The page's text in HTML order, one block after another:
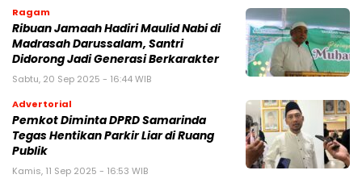
Ragam
Ribuan Jamaah Hadiri Maulid Nabi di
Madrasah Darussalam, Santri
Didorong Jadi Generasi Berkarakter
Sabtu, 20 Sep 2025 - 16:44 WIB
Advertorial
Pemkot Diminta DPRD Samarinda
Tegas Hentikan Parkir Liar di Ruang
Publik
Kamis, 11 Sep 2025 - 16:53 WIB